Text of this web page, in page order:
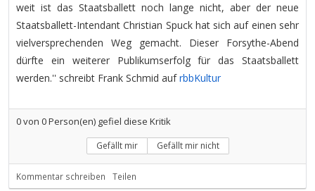
weit ist das Staatsballett noch lange nicht, aber der neue
Staatsballett-Intendant Christian Spuck hat sich auf einen sehr
vielversprechenden Weg gemacht. Dieser Forsythe-Abend
dürfte ein weiterer Publikumserfolg für das Staatsballett
werden.'' schreibt Frank Schmid aufrbbKultur
0von 0Person(en) gefiel diese Kritik
Gefällt mir Gefällt mir nicht
Kommentar schreiben Teilen